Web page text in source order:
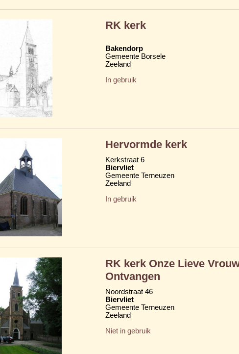
RK kerk
Bakendorp
Gemeente Borsele
Zeeland
In gebruik
Hervormde kerk
Kerkstraat 6
Biervliet
Gemeente Terneuzen
Zeeland
In gebruik
RK kerk Onze Lieve
Ontvangen
Noordstraat 46
Biervliet
Gemeente Terneuzen
Zeeland
Niet in gebruik